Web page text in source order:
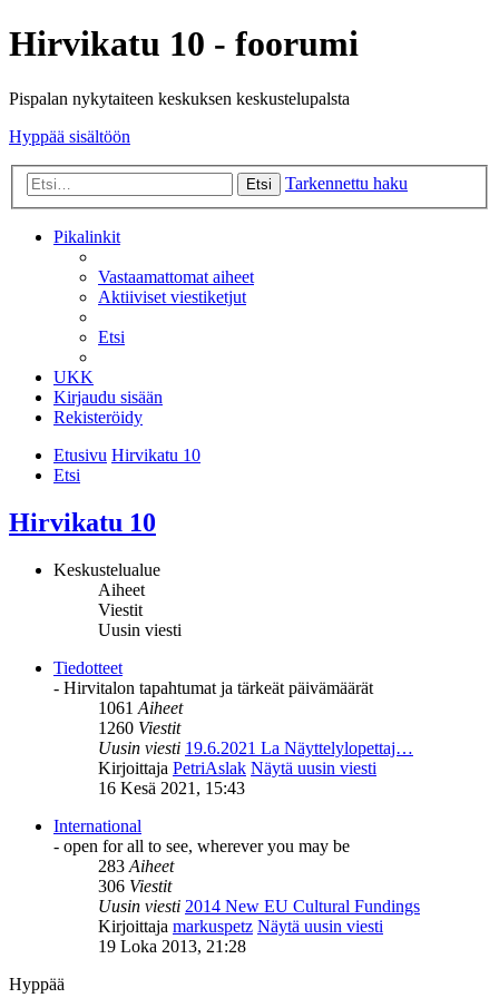
Hirvikatu 10 - foorumi
Pispalan nykytaiteen keskuksen keskustelupalsta
Hyppää sisältöön
Etsi Tarkennettu haku
Pikalinkit
Vastaamattomat aiheet
Aktiiviset viestiketjut
Etsi
UKK
Kirjaudu sisään
Rekisteröidy
Etusivu Hirvikatu 10
Etsi
Hirvikatu 10
Keskustelualue
Aiheet
Viestit
Uusin viesti
Tiedotteet
- Hirvitalon tapahtumat ja tärkeät päivämäärät
1061 Aiheet
1260 Viestit
Uusin viesti 19.6.2021 La Näyttelylopettaj…
Kirjoittaja PetriAslak Näytä uusin viesti
16 Kesä 2021, 15:43
International
- open for all to see, wherever you may be
283 Aiheet
306 Viestit
Uusin viesti 2014 New EU Cultural Fundings
Kirjoittaja markuspetz Näytä uusin viesti
19 Loka 2013, 21:28
Hyppää